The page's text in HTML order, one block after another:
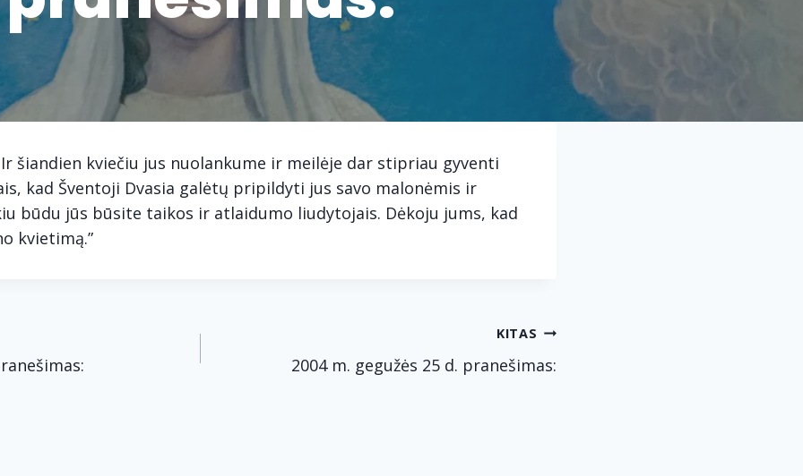
Ir šiandien kviečiu jus nuolankume ir meilėje dar stipriau gyventi
kad Šventoji Dvasia galėtų pripildyti jus savo malonėmis ir
būdu jūs būsite taikos ir atlaidumo liudytojais. Dėkoju jums, kad
kvietimą.”
KITAS
2004 m. gegužės 25 d. pranešimas: